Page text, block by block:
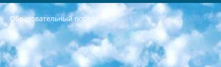
Образовательный портал
РЕСПУБЛИКА УЗБЕКИСТАН МИНИСТРЕРСТВО ДОШКОЛЬНОГО И ШКОЛЬНОГО ОБРАЗОВАНИЯ КОМАНДА в общеобразовательных учреждениях в 2023-2024 учебном году организация и проведение итоговой государственной аттестации обучающихся о Министра дошкольного и школьного образования Республики Узбекистан от 4 марта 2008 года (постановлением Минюста от 20 марта 2008 года № 1778 государственной регистрации) «Итоговое состояние учащихся общего среднего образования на основании положения об утверждении положения об аттестации общего среднего образования выпускной экзамен студентов в образовательных учреждениях в 2023-2024 учебном году В целях организации и прохождения аттестации приказываю: 1. Следующее: перечень предметов, по которым будет проводиться итоговая государственная аттестация и экзамен формы перевода согласно приложению 1; сертификаты международного образца, оценивающие уровень владения иностранными языками перечень согласно приложению 2; 2. Педагогический при специализированных образовательных учреждениях. научно-практический центр квалификации и международной оценки (Д.Давидова) 2024 г. До 25 марта: задания по предметам, по которым будет проводиться итоговая аттестация разработка и утверждение технических условий; итоговая аттестация на основании разработанного предметного задания разработка вопросов по предметам (устно и письменно), экзамен передача; общеобразовательные средние школы и специальные учебные заведения учащиеся выпускных классов школ и интернатов в агентской системе подготовка базы данных экзаменационных материалов и критериев оценки; перевод базы экзаменационных материалов на все языки обучения подать в Республиканский образовательный центр для изготовления; варианты экзаменов на основе разработанных контрольных материалов пусть будут поставлены задачи формирования. 3. Республиканский образовательный центр (Ш.Худайкулов) до 5 апреля 2024 года. до: база данных предоставленных экзаменационных материалов на все языки обучения перевод и экспертиза; для слепых, слабовидящих, глухих, слабослышащих и умственно отсталых детей учащиеся выпускных классов специализированных школ и школ-интернатов база данных экзаменационных материалов на всех преподаваемых языках подготовка критериев оценки; специализированные школы для умственно отсталых детей и технологии для учащихся выпускных классов школ-интернатов разработка соответствующих рекомендаций и критериев проведения ЕГЭ по естествознанию давать задания. 4. Педагогический при специализированных образовательных учреждениях. Научно-практический центр навыков и международной оценки (Д.Давидова), Республика образовательный центр (Худайкулов Ш.) итоговый государственный аттестационный экзамен ориентирован на творческое и логическое мышление при подготовке базы материалов учитывать введение заданий. 5. Следует отметить, что: сертификат государственного образца о знании общеобразовательного предмета и как минимум национальный уровень B1 по предметам на иностранных языках, указанным в Приложении 2. или международно признанный сертификат эквивалентного уровня студенты, изучающие определенный предмет, освобождаются от экзамена; по соответствующим предметам запланирована итоговая государственная аттестация за день до дня, путем жеребьевки Рабочей группой (в письменной форме по предметам, проводимым в форме) из числа сформированных вариантов выбрано 2 варианта; 2 выбранных варианта экзамена анонсированы на официальном сайте министерства и все выпускники по всей стране на основе этих вариантов проводит итоговую государственную аттестацию. 6. Государственное образование учащихся средних общеобразовательных учреждений. знания в соответствии с квалификационными требованиями, которые необходимо приобрести на основании стандартов итоговый (выпускной) контроль для 9 и 11 классов в целях тестирования Экзамены (далее – экзамены) состоят из предметов, перечисленных в приложении 1. будет сделано. 7. Экзамены пройдут с 26 мая по 15 июня 2024 г. (кроме науки физического воспитания). 8. Физическая для учащихся 9 классов общесредних образовательных учреждений. Экзамены по предмету «Образование, квалификация медицина» 1-6 мая 2024 года. сотрудники перевести под присмотр (с отклонениями в физическом или умственном развитии) специализированная школа для детей, школы-интернаты и со сколиозом школы-интернаты санаторного типа для больных детей исключены). 9. Он был слепым, слабовидящим и имел нарушения опорно-двигательного аппарата. экзамены в специализированных школах и интернатах для детей должны проводиться исходя из требований, предъявляемых к общеобразовательным учреждениям (физкультура кроме науки). 10. Специализированная школа для глухих и слабослышащих детей. и экзамены в интернатах и быть реализован в виде письменного теста по математике. 11. Специальность для умственно отсталых детей. Для 9 класса Родной язык и литературное письмо Государственный язык (язык обучения – узбекский). для неклассов) написано Математическое письмо Письменная/устная история Узбекистана Физическое воспитание практично Итоговый контроль Для 11 класса Написание родного языка и литературы (эссе) Математическое письмо Узбекский язык (обучение на узбекском языке) не посещающее общее среднее образование для учреждений)/Образовательное учреждение выбор письменный и устный Иностранный язык письменный/устный Письменная/устная история Узбекистана *По выбору студента:  Химия  Физика  Основы государственного права  География 10 бесплатных образовательных ресурсов - Мы составили подборку онлайн-проектов с интерактивными упражнениями, видеолекциями и статьями. Они помогут вам обрести новые и освежить старые знания бесплатно. 1. «ИНТУИТ» Старейшая образовательная площадка Рунета. Здесь вы найдёте сотни текстовых и видеокурсов на десятки различных тем — от программирования до психологии. Многие курсы подготовлены российскими университетами и крупными международными компаниями вроде Intel и Microsoft. Самостоятельное обучение бесплатное, но желающие могут оплатить услуги персональных наставников. 2. «Смартия» знакомит с актуальными профессиями и подсказывает, как им обучаться. Выбрав заинтересовавшую вас специальность — SMM-специалист, фотограф, веб-дизайнер или другую, — увидите список необходимых для неё умений. Чтобы вы могли освоить их самостоятельно, для каждого умения площадка отображает подборку ссылок на учебные материалы. Хотя «Смартия» ориентируется на русскоязычную аудиторию, часть контента всё же доступна только на английском. 3. «Лекторий Физтеха» Проект Московского физико-технического института (Физтеха). С его помощью вы можете смотреть онлайн серии лекций, записанные на видео в этом вузе. В числе доступных предметов — физика, биология, химия, информационные технологии и другие. К некоторым лекциям администрация ресурса прилагает готовые конспекты, которые можно скачивать в PDF-формате. 4. ITMOcourses Онлайн-площадка Санкт-Петербургского национального исследовательского университета информационных технологий, механики и оптики (ИТМО). Ресурс предоставляет свободный доступ к курсам, разработанным в этом вузе. Каталог материалов разбит на четыре категории: «Оптические системы и технологии», «Приборостроение и робототехника», «Информационные технологии» и «Биотехнологии». Курсы состоят из видеолекций, интерактивных демонстраций и заданий. 5. «КиберЛенинка» Электронная научная библиотека открытого доступа. Каталог площадки регулярно обрастает текстами статей из различных научных изданий. Сгруппированные по журналам и рубрикам публикации можно читать онлайн или скачивать целиком в PDF-формате. Проект нацелен на популяризацию науки за счёт открытого доступа к качественной информации. 6. «ПостНаука» На этом ресурсе публикуют подборки видеолекций, составленные экспертами из разных отраслей и объединённые общими темами. Среди них, к примеру, есть серии «Биоинформатика и геномика», «Культура средневековой Скандинавии» и Cinema Studies о теории кино. Каждая подборка лекций — логически связанная история, рассказанная экспертом от первого лица. Кроме того, на сайте появляются научно-образовательные статьи и тесты на разные темы. 7. «Newочём» Команда проекта «Newочём» отбирает самые интересные тексты из англоязычных СМИ и переводит те из них, за которые голосуют участники сообщества «ВКонтакте». По большей части это научно-популярные статьи. Редакторы придумывают лишь заголовки, в остальном содержание переводов соответствует оригиналам. Полные тексты можно читать прямо в социальной сети. 8. InternetUrok Онлайн-база материалов по основным дисциплинам школьной программы. Информация на сайте структурирована по классам, предметам и темам (урокам). Каждый урок состоит из видеолекций и конспектов. Есть также интерактивные тренажёры и тесты для закрепления пройденного материала. Даже если вы давно окончили школу, возможность повторить программу старших классов всегда может пригодиться. 9. Edutainme Ещё один ресурс об образовании. В отличие от Newtonew, как мне кажется, Edutainme больше ориентируется на представителей индустрии: педагогов, предпринимателей, разработчиков образовательных проектов. Но и любой, кто просто стремится к саморазвитию, найдёт на сайте много полезного и интересного для себя. Например, информацию о новых курсах и образовательных сервисах. 10. Newtonew Онлайн-медиа об образовании и обучении в широком смысле. Авторы Newtonew пишут об инструментах, заведениях, тактиках и стратегиях, которые помогают учить других и получать новые знания самостоятельно. На этой площадке вы найдёте новости, обзоры, аналитические мат